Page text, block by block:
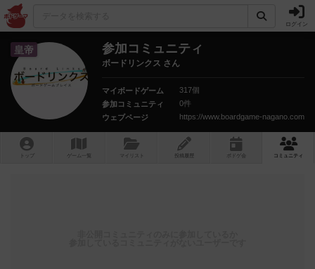
ログイン
皇帝 参加コミュニティ
ボードリンクス さん
マイボードゲーム
317個
参加コミュニティ
0件
ウェブページ
https://www.boardgame-nagano.com
トップ ゲーム一覧 マイリスト 投稿履歴 ボ ドゲ コミュニティ